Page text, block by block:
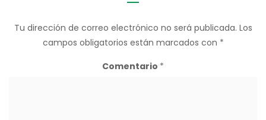
Tu dirección de correo electrónico no será publicada. Los
campos obligatorios están marcados con *
Comentario *